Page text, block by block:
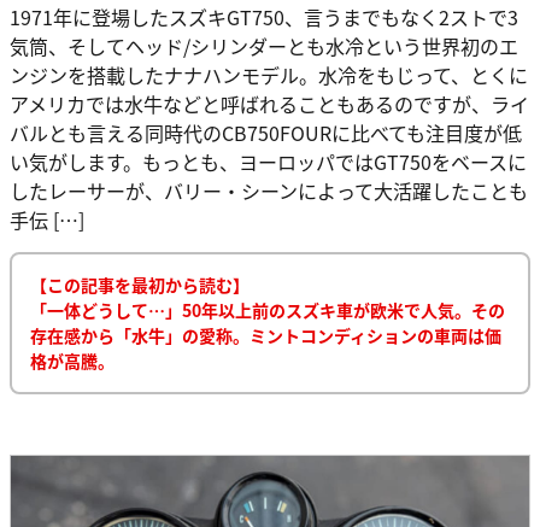
1971年に登場したスズキGT750、言うまでもなく2ストで3
気筒、そしてヘッド/シリンダーとも水冷という世界初のエ
ンジンを搭載したナナハンモデル。水冷をもじって、とくに
アメリカでは水牛などと呼ばれることもあるのですが、ライ
バルとも言える同時代のCB750FOURに比べても注目度が低
い気がします。もっとも、ヨーロッパではGT750をベースに
したレーサーが、バリー・シーンによって大活躍したことも
手伝 […]
【この記事を最初から読む】
「一体どうして…」50年以上前のスズキ車が欧米で人気。その
存在感から「水牛」の愛称。ミントコンディションの車両は価
格が高騰。